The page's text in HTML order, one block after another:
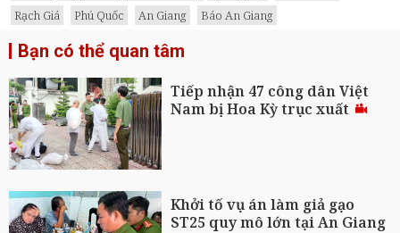
Rạch Giá
Phú Quốc An Giang Báo An Giang
Bạn có thể quan tâm
Tiếp nhận 47 công dân Việt
Nam bị Hoa Kỳ trục xuất
Khởi tố vụ án làm giả gạo
ST25 quy mô lớn tại An Giang